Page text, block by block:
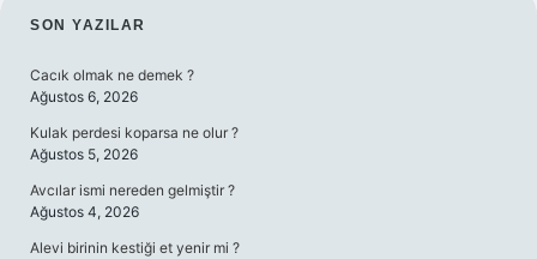
SIDEBAR
SON YAZILAR
Cacık olmak ne demek ?
Ağustos 6, 2026
Kulak perdesi koparsa ne olur ?
Ağustos 5, 2026
Avcılar ismi nereden gelmiştir ?
Ağustos 4, 2026
Alevi birinin kestiği et yenir mi ?